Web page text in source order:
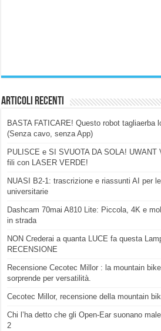
Articoli Recenti
BASTA FATICARE! Questo robot tagliaerba
(Senza cavo, senza App)
PULISCE e SI SVUOTA DA SOLA! UWANT
fili con LASER VERDE!
NUASI B2-1: trascrizione e riassunti AI per
universitarie
Dashcam 70mai A810 Lite: Piccola, 4K e
in strada
NON Crederai a quanta LUCE fa questa
RECENSIONE
Recensione Cecotec Millor : la mountain
sorprende per versatilità.
Cecotec Millor, recensione della mountain
Chi l’ha detto che gli Open-Ear suonano
2